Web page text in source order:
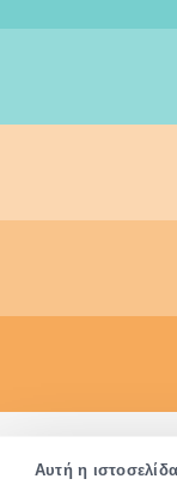
Αυτή η
Οποιαδήποτε